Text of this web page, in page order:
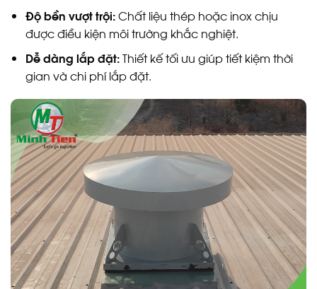
Độ bền vượt trội:Chất liệu thép hoặc inox chịu
được điều kiện môi trường khắc nghiệt.
Dễ dàng lắp đặt:Thiết kế tối ưu giúp tiết kiệm thời
gian và chi phí lắp đặt.